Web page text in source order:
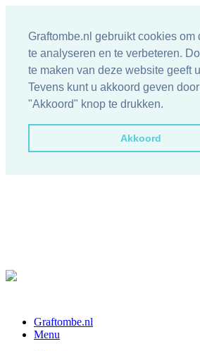
Graftombe.nl gebruikt cookies om
te analyseren en te verbeteren.
te maken van deze website geeft
Tevens kunt u akkoord geven
"Akkoord" knop te drukken.
Akkoord
Graftombe.nl
Menu